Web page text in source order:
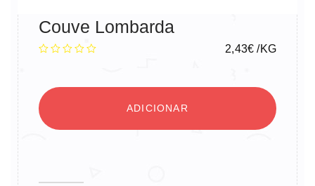
Couve Lombarda
2,43€ /KG
ADICIONAR